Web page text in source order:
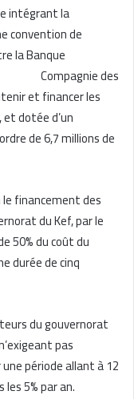
intégrant la
convention de
la Banque
la Compagnie des
et financer les
dotée d’un
de 6,7 millions de
financement des
du Kef, par le
50% du coût du
durée de cinq
du gouvernorat
pas
période allant à 12
5% par an.